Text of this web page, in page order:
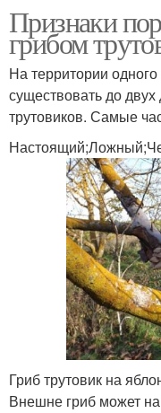
Признаки
грибом
На территории
существовать до
трутовиков. Самые
Гриб трутовик на
Внешне гриб может